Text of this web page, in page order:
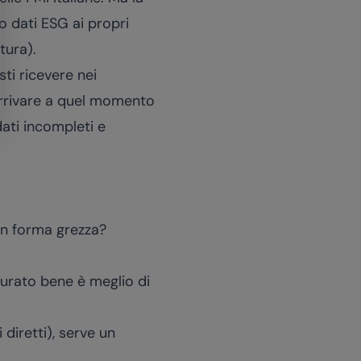
dati ESG ai propri
ricevere nei
a quel momento
incompleti e
forma grezza?
bene è meglio di
diretti), serve un